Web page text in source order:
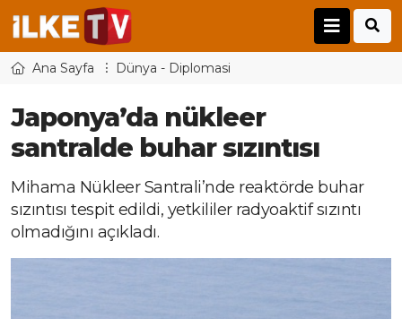
Ana Sayfa Dünya - Diplomasi
Japonya’da nükleer
santralde buhar sızıntısı
Mihama Nükleer Santrali’nde reaktörde buhar
sızıntısı tespit edildi, yetkililer radyoaktif sızıntı
olmadığını açıkladı.